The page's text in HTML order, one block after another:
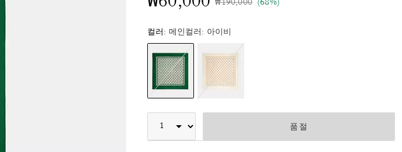
가격 인하 전
₩190,000인하됨
(68%)
컬러: 메인컬러: 아이비
품절